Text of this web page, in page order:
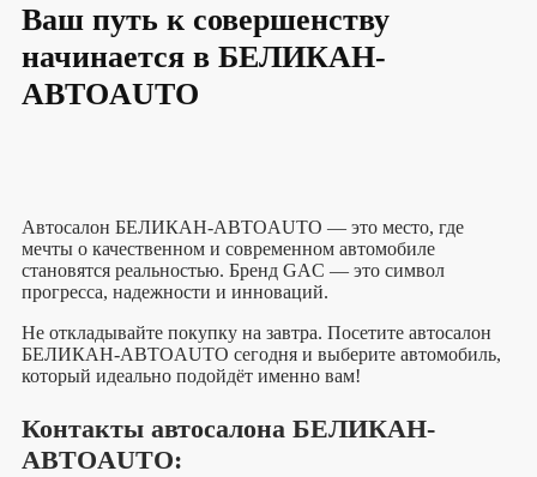
Ваш путь к совершенству
начинается в БЕЛИКАН-
АВТОAUTO
Автосалон БЕЛИКАН-АВТОAUTO — это место, где
мечты о качественном и современном автомобиле
становятся реальностью. Бренд GAC — это символ
прогресса, надежности и инноваций.
Не откладывайте покупку на завтра. Посетите автосалон
БЕЛИКАН-АВТОAUTO сегодня и выберите автомобиль,
который идеально подойдёт именно вам!
Контакты автосалона БЕЛИКАН-
АВТОAUTO: